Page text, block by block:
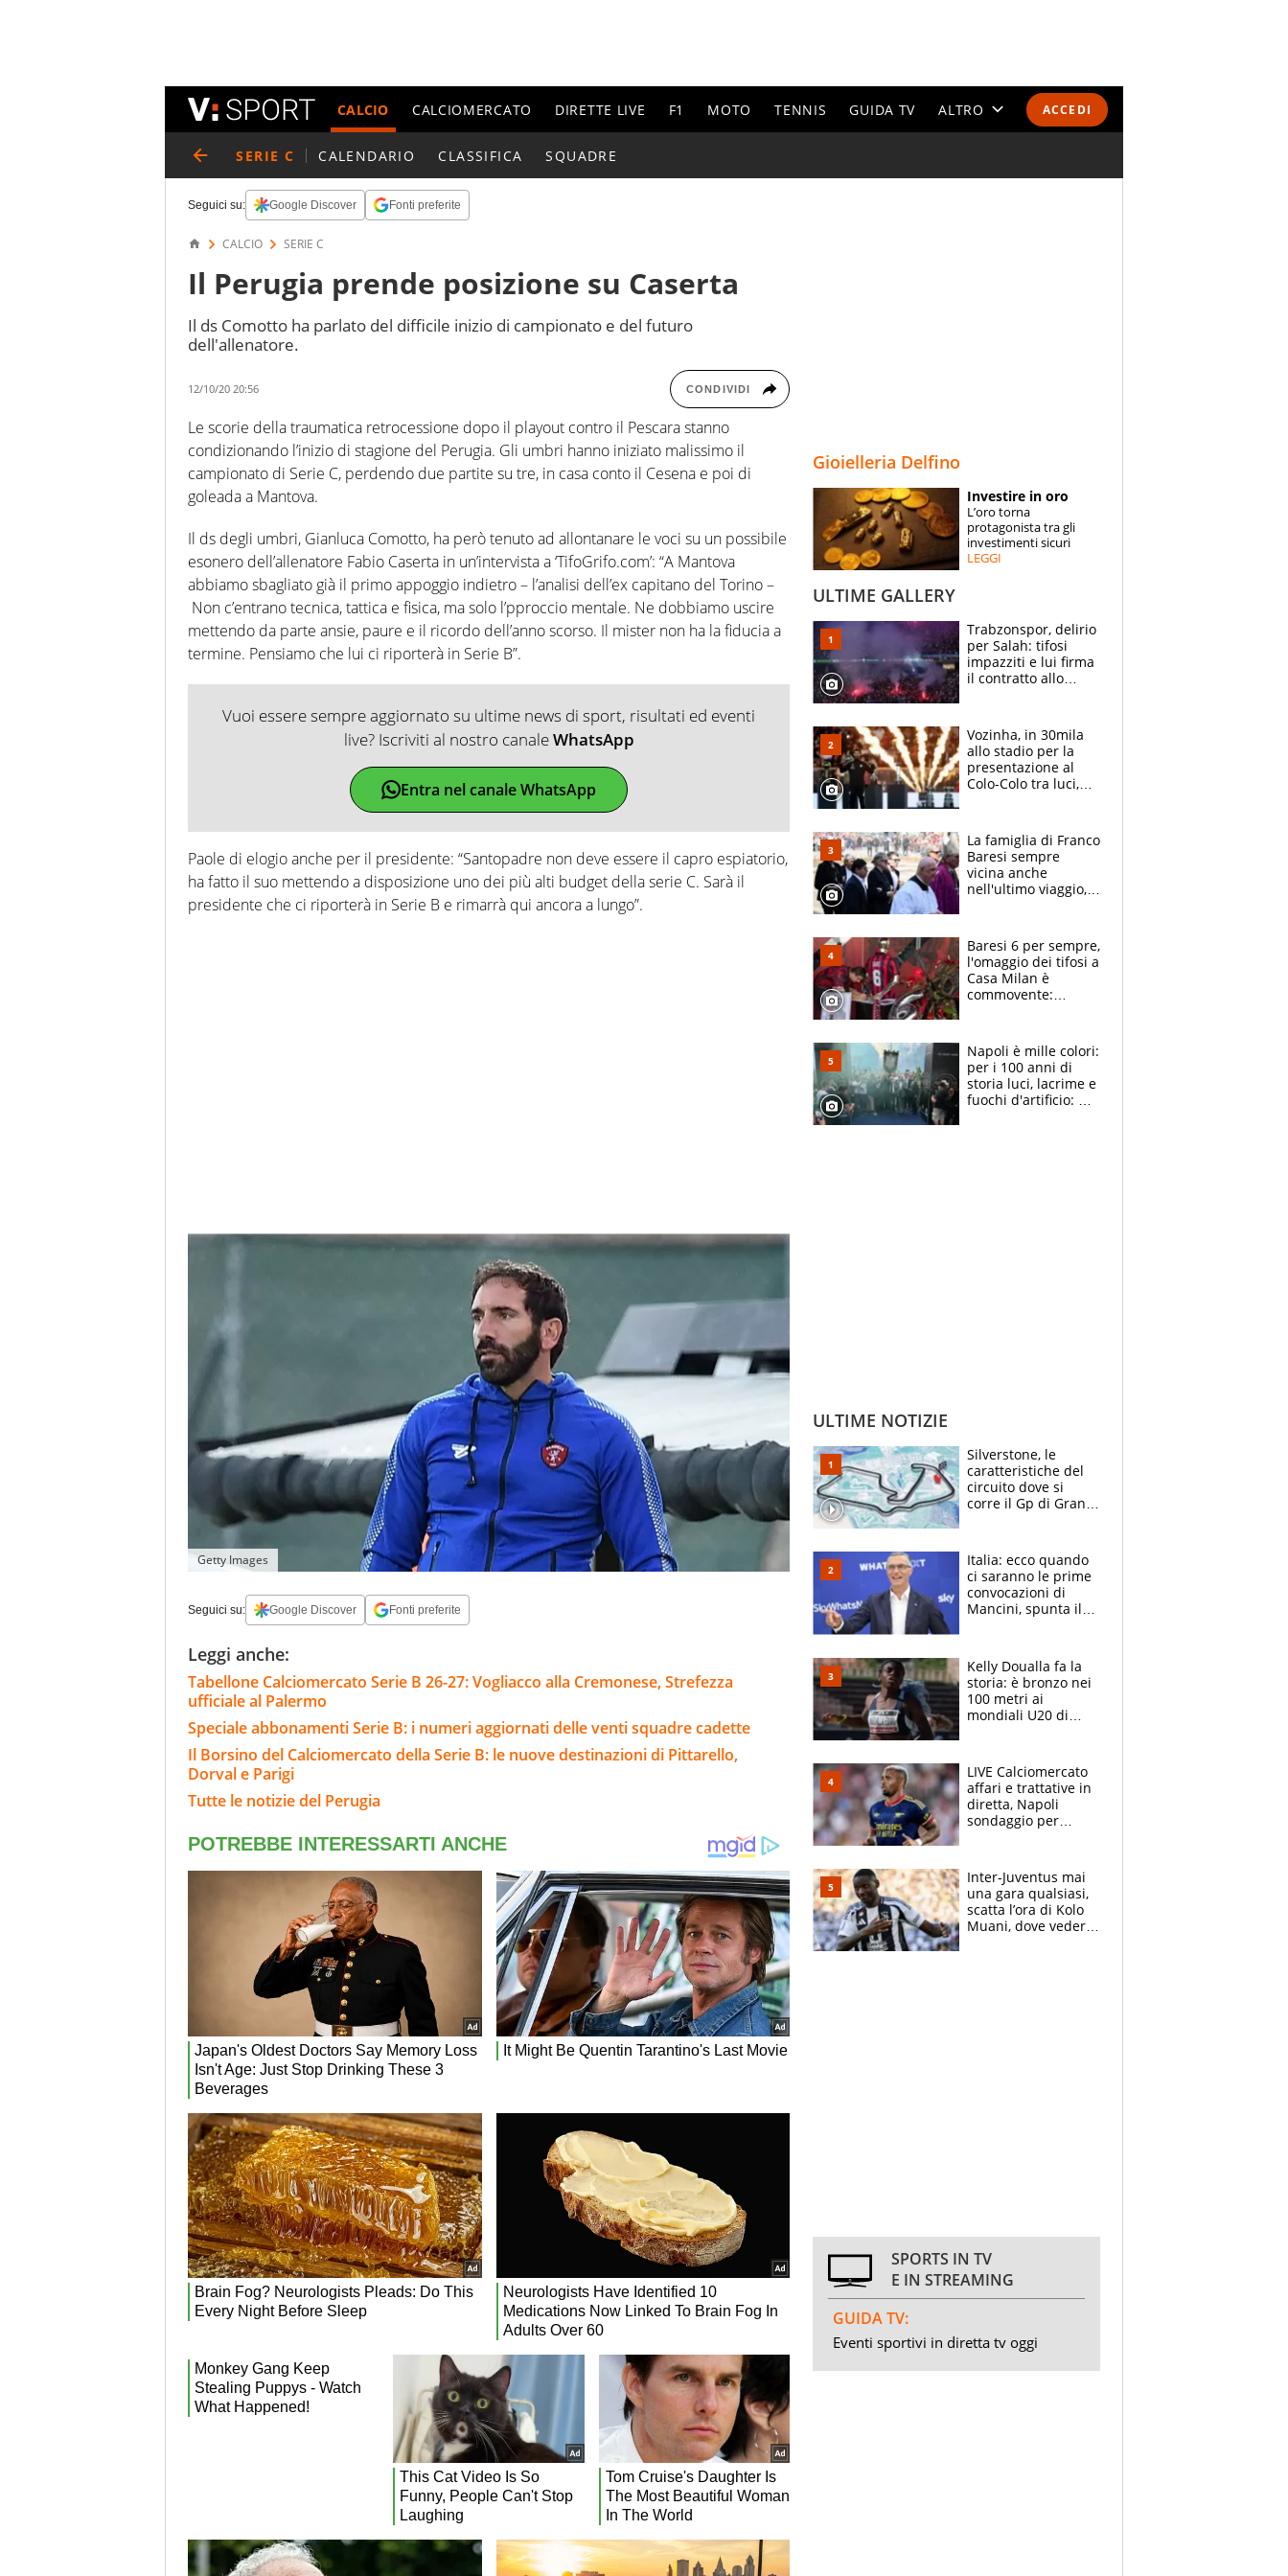
ACCEDI
CALCIO CALCIOMERCATO DIRETTE LIVE F1 MOTO TENNIS GUIDA TV ALTRO
ESPERTI
CONTATTI
SERIE C CALENDARIO CLASSIFICA SQUADRE
Seguici su: Google Discover Fonti preferite
CALCIO SERIE C
Il Perugia prende posizione su Caserta
Il ds Comotto ha parlato del difficile inizio di campionato e del futuro
dell'allenatore.
12/10/20 20:56 CONDIVIDI
Le scorie della traumatica retrocessione dopo il playout contro il Pescara stanno
condizionando l’inizio di stagione del Perugia. Gli umbri hanno iniziato malissimo il
campionato di Serie C, perdendo due partite su tre, in casa conto il Cesena e poi di
goleada a Mantova.
Il ds degli umbri, Gianluca Comotto, ha però tenuto ad allontanare le voci su un possibile
esonero dell’allenatore Fabio Caserta in un’intervista a ‘TifoGrifo.com’: “A Mantova
abbiamo sbagliato già il primo appoggio indietro – l’analisi dell’ex capitano del Torino –
Non c’entrano tecnica, tattica e fisica, ma solo l’pproccio mentale. Ne dobbiamo uscire
mettendo da parte ansie, paure e il ricordo dell’anno scorso. Il mister non ha la fiducia a
termine. Pensiamo che lui ci riporterà in Serie B”.
Vuoi essere sempre aggiornato su ultime news di sport, risultati ed eventi
live? Iscriviti al nostro canaleWhatsApp
Entra nel canale WhatsApp
Paole di elogio anche per il presidente: “Santopadre non deve essere il capro espiatorio,
ha fatto il suo mettendo a disposizione uno dei più alti budget della serie C. Sarà il
presidente che ci riporterà in Serie B e rimarrà qui ancora a lungo”.
Getty Images
Seguici su: Google Discover Fonti preferite
Leggi anche:
Tabellone Calciomercato Serie B 26-27: Vogliacco alla Cremonese, Strefezza
ufficiale al Palermo
Speciale abbonamenti Serie B: i numeri aggiornati delle venti squadre cadette
Il Borsino del Calciomercato della Serie B: le nuove destinazioni di Pittarello,
Dorval e Parigi
Tutte le notizie del Perugia
Gioielleria Delfino
Investire in oro
L’oro torna
protagonista tra gli
investimenti sicuri
LEGGI
ULTIME GALLERY
Trabzonspor, delirio
per Salah: tifosi
impazziti e lui firma
il contratto allo
Vozinha, in 30mila
allo stadio per la
presentazione al
Colo-Colo tra luci,
La famiglia di Franco
Baresi sempre
vicina anche
nell'ultimo viaggio,
circondati
dall'affetto dei tifosi
Baresi 6 per sempre,
l'omaggio dei tifosi a
Casa Milan è
commovente:
bigliettini
Napoli è mille colori:
per i 100 anni di
storia luci, lacrime e
fuochi d'artificio: De
ULTIME NOTIZIE
Silverstone, le
caratteristiche del
circuito dove si
corre il Gp di Gran
Italia: ecco quando
ci saranno le prime
convocazioni di
Mancini, spunta il
Kelly Doualla fa la
storia: è bronzo nei
100 metri ai
mondiali U20 di
con una gran finale"
LIVE Calciomercato
affari e trattative in
diretta, Napoli
sondaggio per
accende l'Atalanta
Inter-Juventus mai
una gara qualsiasi,
scatta l’ora di Kolo
Muani, dove vederla
SPORTS IN TV
E IN STREAMING
GUIDA TV:
Eventi sportivi in diretta tv oggi